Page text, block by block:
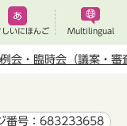
しいにほんご Multilingual
会・臨時会（議案・審
番号：683233658